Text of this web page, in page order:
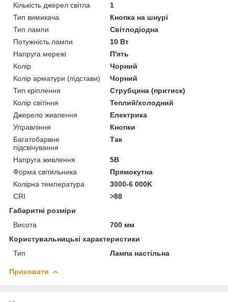
Кількість джерел світла
1
Тип вимикача
Кнопка на шнурі
Тип лампи
Світлодіодна
Потужність лампи
10 Вт
Напруга мережі
П'ять
Колір
Чорний
Колір арматури (підстави)
Чорний
Тип кріплення
Струбцина (притиск)
Колір світіння
Теплий/холодний
Джерело живлення
Електрика
Управління
Кнопки
Багатобарвне
підсвічування
Так
Напруга живлення
5В
Форма світильника
Прямокутна
Колірна температура
3000-6 000K
CRI
>88
Габаритні розміри
Висота
700 мм
Користувальницькі характеристики
Тип
Лампа настільна
Приховати